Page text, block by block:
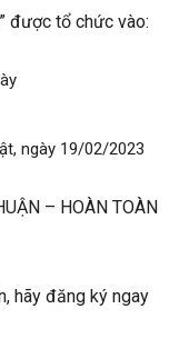
được tổ chức vào:
ngày 19/02/2023
– HOÀN TOÀN
hãy đăng ký ngay